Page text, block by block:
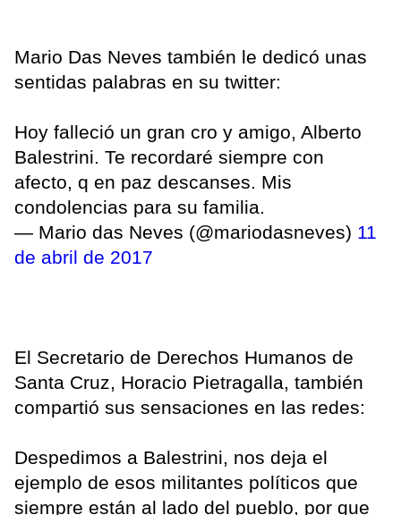
Mario Das Neves también le dedicó unas
sentidas palabras en su twitter:
Hoy falleció un gran cro y amigo, Alberto
Balestrini. Te recordaré siempre con
afecto, q en paz descanses. Mis
condolencias para su familia.
— Mario das Neves (@mariodasneves) 11
de abril de 2017
El Secretario de Derechos Humanos de
Santa Cruz, Horacio Pietragalla, también
compartió sus sensaciones en las redes:
Despedimos a Balestrini, nos deja el
ejemplo de esos militantes políticos que
siempre están al lado del pueblo, por que